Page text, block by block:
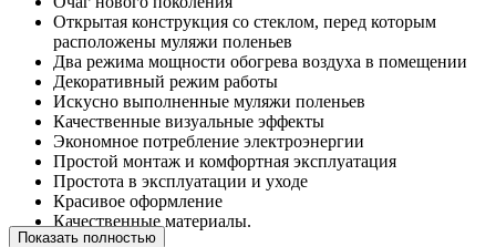
Открытая конструкция со стеклом, перед которым
расположены муляжи поленьев
Два режима мощности обогрева воздуха в помещении
Декоративный режим работы
Искусно выполненные муляжи поленьев
Качественные визуальные эффекты
Экономное потребление электроэнергии
Простой монтаж и комфортная эксплуатация
Простота в эксплуатации и уходе
Красивое оформление
Качественные материалы.
Показать полностью